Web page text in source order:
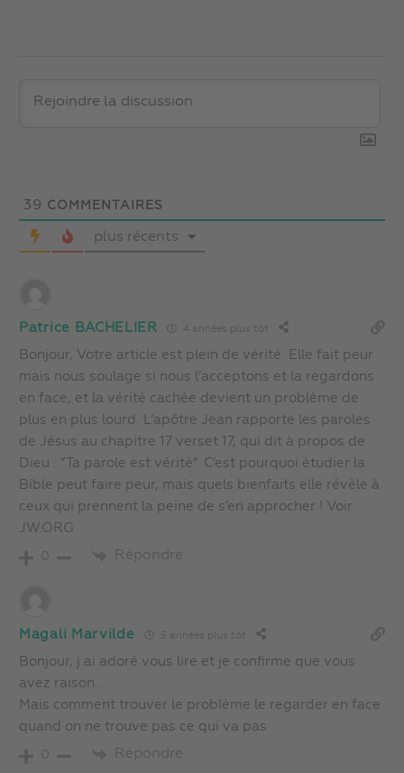
39 COMMENTAIRES
plus récents
Patrice BACHELIER 4 années plus tôt
Bonjour, Votre article est plein de vérité. Elle fait peur
mais nous soulage si nous l’acceptons et la regardons
en face, et la vérité cachée devient un problème de
plus en plus lourd. L’apôtre Jean rapporte les paroles
de Jésus au chapitre 17 verset 17, qui dit à propos de
Dieu : “Ta parole est vérité”. C’est pourquoi étudier la
Bible peut faire peur, mais quels bienfaits elle révèle à
ceux qui prennent la peine de s’en approcher ! Voir
JW.ORG
0 Répondre
Magali Marvilde 5 années plus tôt
Bonjour, j ai adoré vous lire et je confirme que vous
avez raison..
Mais comment trouver le problème le regarder en face
quand on ne trouve pas ce qui va pas
0 Répondre